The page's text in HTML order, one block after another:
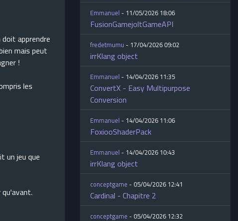
apprendre
mais peut
!
les
un jeu que
Emmanuel- 11/05/2026 18:06
FusionGamejoltGameAPI
fredetmumu- 17/04/2026 09:02
irrKlang object
Emmanuel- 14/04/2026 11:35
ConvertX - Easy Multipurpose
Conversion
Emmanuel- 14/04/2026 11:06
FoxiooShaderPack
Emmanuel- 14/04/2026 10:43
irrKlang object
conceptgame- 05/04/2026 12:41
Cardinal - Chapitre 2
conceptgame- 05/04/2026 12:32